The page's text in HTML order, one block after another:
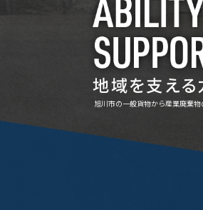
旭川市の一般貨物から産業廃棄